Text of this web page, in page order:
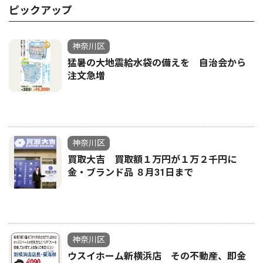
ピックアップ
神奈川区
猛暑の大地震給水袋の備えを 自治会から
注文急増
神奈川区
買取大吉 買取額１万円が１万２千円に
金・ブランド品 ８月31日まで
神奈川区
ウスイホーム新横浜店 その不動産、即金